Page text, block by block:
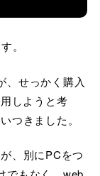
。
、せっかく購入
しようと考
つきました。
、別にPCをつ